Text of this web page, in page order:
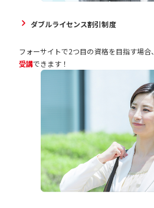
ダブルライセンス割引制度
フォーサイトで2つ目の資格を目指す場合、
受講できます！